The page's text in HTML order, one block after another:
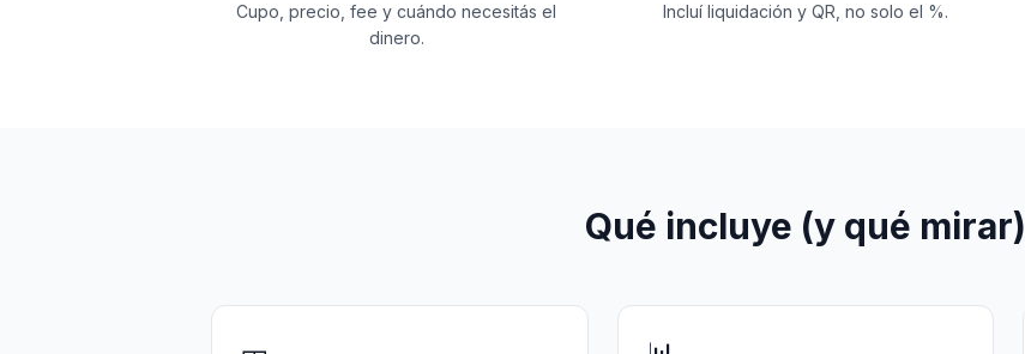
Cupo, precio, fee y cuándo necesitás el
dinero.
Incluí liquidación y QR, no solo el %.
Qué incluye (y qué mirar)